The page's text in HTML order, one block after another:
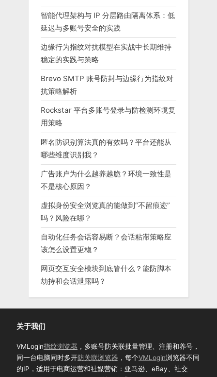
智能代理架构与 IP 分层路由隔离体系：低
延迟与多账号安全的实践
边缘行为指纹对抗模型在实战中长期维持
稳定的实践与策略
Brevo SMTP 账号防封与边缘行为指纹对
抗策略解析
Rockstar 平台多账号登录与防检测环境复
用策略
匿名防识别算法真的有效吗？平台还能从
哪些维度识别我？
广告账户为什么越养越脆？环境一致性是
不是核心原因？
虚拟身份安全浏览真的能做到“不留痕迹”
吗？风险在哪？
自动化任务会话容易断？会话粘滞策略应
该怎么设置更稳？
网页交互安全模块到底管什么？能防脚本
劫持和会话泄露吗？
关于我们
VMLogin指纹浏览器 ，多账号防关联批量管理、注册和养号，
同一台电脑同时多开防关联浏览器 ，每个VMLogin浏览器不同
的IP，适用于电商运营和社媒营销：亚马逊、eBay、社交